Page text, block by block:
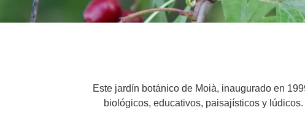
Este jardín botánico de Moià, inaugurado en
biológicos, educativos, paisajísticos y